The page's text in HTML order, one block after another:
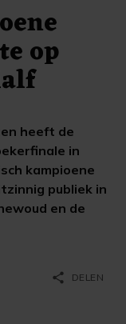
op
heeft de
in
kampioene
publiek in
en de
share DELEN